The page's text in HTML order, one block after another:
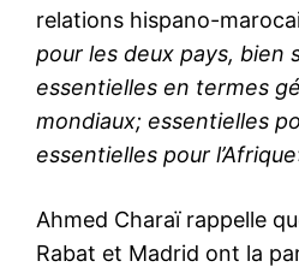
relations hispano-
pour les deux pays, bien
essentielles en termes
mondiaux; essentielles
essentielles pour l’Afrique
Ahmed Charaï rappelle
Rabat et Madrid ont la